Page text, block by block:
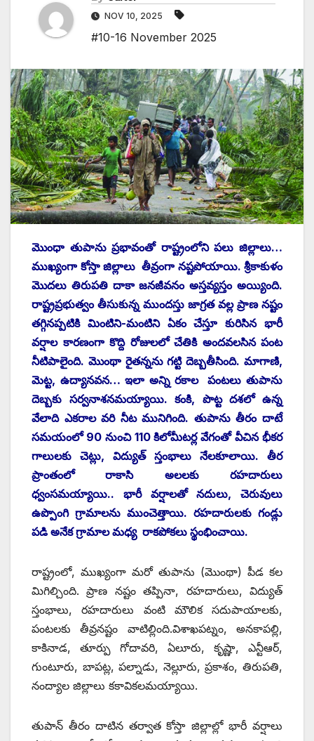
NOV 10, 2025
#10-16 November 2025
మొంధా తుపాను ప్రభావంతో రాష్ట్రంలోని పలు జిల్లాలు…
ముఖ్యంగా కోస్తా జిల్లాలు తీవ్రంగా నష్టపోయాయి. శ్రీకాకుళం
మొదలు తిరుపతి దాకా జనజీవనం అస్తవ్యస్తం అయ్యింది.
రాష్ట్రప్రభుత్వం తీసుకున్న ముందస్తు జాగ్రత వల్ల ప్రాణ నష్టం
తగ్గినప్పటికి మింటిని-మంటిని ఏకం చేస్తూ కురిసిన భారీ
వర్షాల కారణంగా కొద్ది రోజులలో చేతికి అందవలసిన పంట
నీటిపాలైంది. మొంథా రైతన్నను గట్టి దెబ్బతీసింది. మాగాణి,
మెట్ట, ఉద్యానవన… ఇలా అన్ని రకాల పంటలు తుపాను
దెబ్బకు సర్వనాశనమయ్యాయి. కంకి, పొట్ట దశలో ఉన్న
వేలాది ఎకరాల వరి నీట మునిగింది. తుపాను తీరం దాటే
సమయంలో 90 నుంచి 110 కిలోమీటర్ల వేగంతో వీచిన భీకర
గాలులకు చెట్లు, విద్యుత్‌ స్తంభాలు నేలకూలాయి. తీర
ప్రాంతంలో రాకాసి అలలకు రహదారులు
ధ్వంసమయ్యాయి.. భారీ వర్షాలతో నదులు, చెరువులు
ఉప్పొంగి గ్రామాలను ముంచెత్తాయి. రహదారులకు గండ్లు
పడి అనేక గ్రామాల మధ్య రాకపోకలు స్థంభించాయి.
రాష్ట్రంలో, ముఖ్యంగా మరో తుపాను (మొంథా) పీడ కల
మిగిల్చింది. ప్రాణ నష్టం తప్పినా, రహదారులు, విద్యుత్‌
స్తంభాలు, రహదారులు వంటి మౌలిక సదుపాయాలకు,
పంటలకు తీవ్రనష్టం వాటిల్లింది.విశాఖపట్నం, అనకాపల్లి,
కాకినాడ, తూర్పు గోదావరి, ఏలూరు, కృష్ణా, ఎన్టీఆర్‌,
గుంటూరు, బాపట్ల, పల్నాడు, నెల్లూరు, ప్రకాశం, తిరుపతి,
నంద్యాల జిల్లాలు కకావికలమయ్యాయి.
తుపాన్‌ తీరం దాటిన తర్వాత కోస్తా జిల్లాల్లో భారీ వర్షాలు